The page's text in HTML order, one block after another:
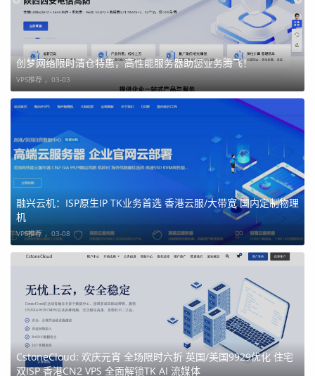
因为用户一旦打不开：转化直接掉。
二、Web3项目
包括：钱包，DApp，RPC接口，TG生态
这些本来就：特别容易被攻击。
现在如果大陆访问再变慢，体验会更差。
三、API平台
很多API：以前靠Akamai稳定全球调度。
现在：中国方向延迟明显上升。
尤其：移动网络。
四、视频和下载业务
要求特别高。
一旦回海外：缓冲会非常明显。
创梦网络限时清仓特惠，高性能服务器助您业务腾飞！
VPS推荐 ， 03-03
融兴云机：ISP原生IP TK业务首选 香港云服/大带宽 国内定制物理
机
VPS推荐 ， 03-08
CstoneCloud: 欢庆元宵 全场限时六折 英国/美国9929优化 住宅
双ISP 香港CN2 VPS 全面解锁TK AI 流媒体